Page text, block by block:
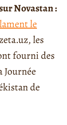
Novastan :
le
les
fourni des
Journée
de